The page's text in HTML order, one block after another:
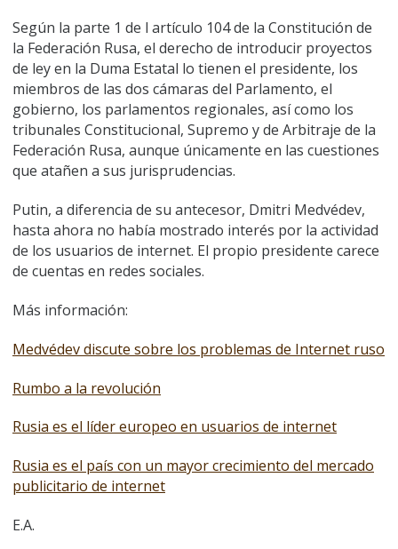
Según la parte 1 de l artículo 104 de la Constitución de
la Federación Rusa, el derecho de introducir proyectos
de ley en la Duma Estatal lo tienen el presidente, los
miembros de las dos cámaras del Parlamento, el
gobierno, los parlamentos regionales, así como los
tribunales Constitucional, Supremo y de Arbitraje de la
Federación Rusa, aunque únicamente en las cuestiones
que atañen a sus jurisprudencias.
Putin, a diferencia de su antecesor, Dmitri Medvédev,
hasta ahora no había mostrado interés por la actividad
de los usuarios de internet. El propio presidente carece
de cuentas en redes sociales.
Más información:
Medvédev discute sobre los problemas de Internet ruso
Rumbo a la revolución
Rusia es el líder europeo en usuarios de internet
Rusia es el país con un mayor crecimiento del mercado
publicitario de internet
E.A.